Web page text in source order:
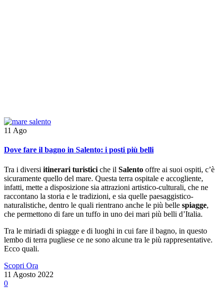
11 Ago
Dove fare il bagno in Salento: i posti più belli
Tra i diversi itinerari turistici che il Salento offre ai suoi ospiti, c’è
sicuramente quello del mare. Questa terra ospitale e accogliente,
infatti, mette a disposizione sia attrazioni artistico-culturali, che ne
raccontano la storia e le tradizioni, e sia quelle paesaggistico-
naturalistiche, dentro le quali rientrano anche le più belle spiagge,
che permettono di fare un tuffo in uno dei mari più belli d’Italia.
Tra le miriadi di spiagge e di luoghi in cui fare il bagno, in questo
lembo di terra pugliese ce ne sono alcune tra le più rappresentative.
Ecco quali.
Scopri Ora
11 Agosto 2022
0